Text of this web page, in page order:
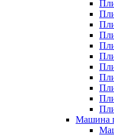
Машина